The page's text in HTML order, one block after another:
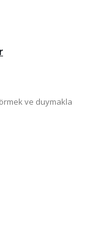
ve duymakla